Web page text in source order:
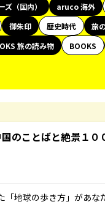
（国内） aruco 海外
御朱印 歴史時代 旅
旅の読み物 BOOKS
のことばと絶景１０
「地球の歩き方」があ